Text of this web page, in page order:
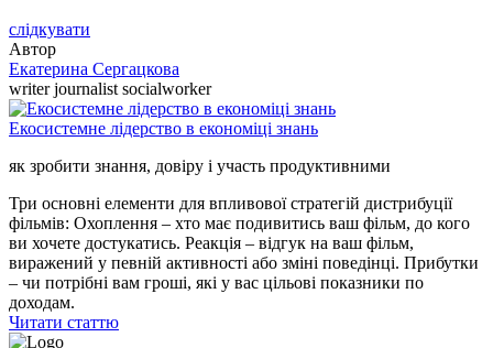
слідкувати
Автор
Екатерина Сергацкова
writer journalist socialworker
Екосистемне лідерство в економіці знань
як зробити знання, довіру і участь продуктивними
Три основні елементи для впливової стратегій дистрибуції
фільмів: Охоплення – хто має подивитись ваш фільм, до кого
ви хочете достукатись. Реакція – відгук на ваш фільм,
виражений у певній активності або зміні поведінці. Прибутки
– чи потрібні вам гроші, які у вас цільові показники по
доходам.
Читати статтю